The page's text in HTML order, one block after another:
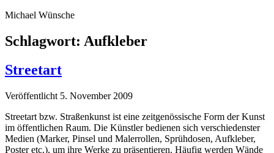
Michael Wünsche
Schlagwort: Aufkleber
Streetart
Veröffentlicht 5. November 2009
Streetart bzw. Straßenkunst ist eine zeitgenössische Form der Kunst
im öffentlichen Raum. Die Künstler bedienen sich verschiedenster
Medien (Marker, Pinsel und Malerrollen, Sprühdosen, Aufkleber,
Poster etc.), um ihre Werke zu präsentieren. Häufig werden Wände